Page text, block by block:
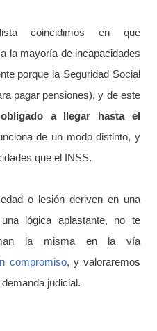
coincidimos en que
la mayoría de incapacidades
porque la Seguridad Social
pagar pensiones), y de este
obligado a llegar hasta el
de un modo distinto, y
que el INSS.
o lesión deriven en una
lógica aplastante, no te
la misma en la vía
compromiso, y valoraremos
judicial.